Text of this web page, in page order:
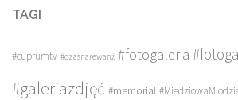
TAGI
#cuprumtv #czasnarewanż #fotogaleria
#galeriazdjęć #memoriał